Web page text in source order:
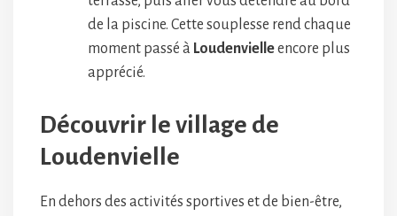
de la piscine. Cette souplesse rend chaque
moment passé à Loudenvielleencore plus
apprécié.
Découvrir le village de
Loudenvielle
En dehors des activités sportives et de bien-être,